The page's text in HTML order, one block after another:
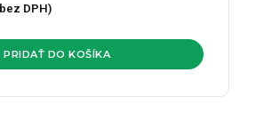
bez DPH)
PRIDAŤ DO KOŠÍKA